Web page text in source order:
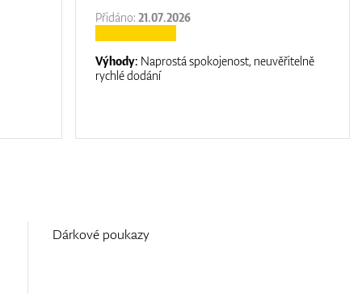
Přidáno:21.07.2026
Výhody: Naprostá spokojenost, neuvěřitelně
rychlé dodání
Dárkové poukazy